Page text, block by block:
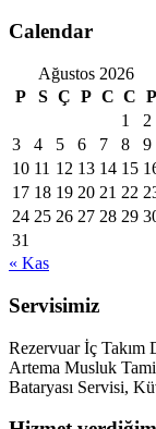
Calendar
Ağustos 2026
P
S Ç P C C P
1
2
3
4 5 6 7 8
9
10 11 12 13 14 15
17 18 19 20 21 22
24 25 26 27 28 29
31
« Kas
Servisimiz
Rezervuar İç Takım
Artema Musluk
Bataryası Servisi,